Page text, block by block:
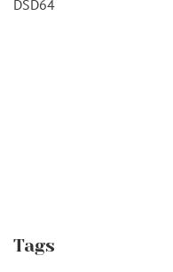
Tags